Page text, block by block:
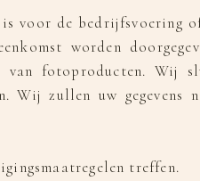
voor de bedrijfsvoering
worden
fotoproducten. Wij
Wij zullen uw gegevens
treffen.